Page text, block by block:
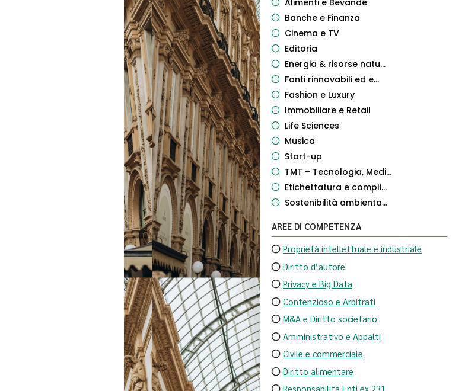
Alimenti e Bevande
Banche e Finanza
Cinema e TV
Editoria
Energia & risorse natu...
Fonti rinnovabili ed e...
Fashion e Luxury
Immobiliare e Retail
Life Sciences
Musica
Start-up
TMT – Tecnologia, Medi...
Etichettatura e compli...
Sostenibilità ambienta...
AREE DI COMPETENZA
Proprietà intellettuale e industriale
Diritto d’autore
Privacy e Big Data
Contenzioso e Arbitrati
M&A e Diritto societario
Amministrativo e Appalti
Civile e commerciale
Diritto alimentare
Responsabilità Enti ex 231